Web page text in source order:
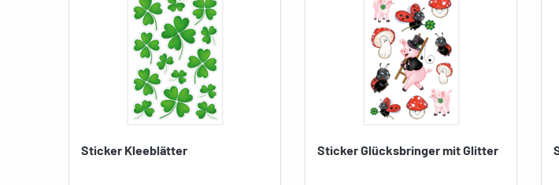
Sticker Kleeblätter Sticker Glücksbringer mit Glitter